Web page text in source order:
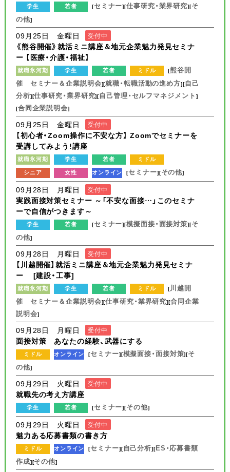
学生 若者 [セミナー][仕事研究・業界研究][そ
の他]
09月25日 金曜日 受付中
《熊谷開催》就活ミニ講座＆地元企業魅力発見セミナ
ー 【医療・介護・福祉】
就職氷河期 学生 若者 ミドル [熊谷開
催 セミナー＆企業説明会][就職・転職活動の進め方][自己
分析][仕事研究・業界研究][自己管理・セルフマネジメント ]
[合同企業説明会]
09月25日 金曜日 受付中
【初心者・Zoom操作に不安な方】 Zoomでセミナーを
受講してみよう!講座
就職氷河期 学生 若者
ミドル
シニア
女性 オンライン [セミナー][その他]
09月28日 月曜日 受付中
実践面接対策セミナー ～「不安な面接…」このセミナ
ーで自信がつきます～
学生 若者 [セミナー][模擬面接・面接対策][そ
の他]
09月28日 月曜日 受付中
【川越開催】就活ミニ講座＆地元企業魅力発見セミナ
ー [建設・工事]
就職氷河期 学生 若者 ミドル [川越開
催 セミナー＆企業説明会][仕事研究・業界研究][合同企業
説明会]
09月28日 月曜日 受付中
面接対策 あなたの経験、武器にする
ミドル オンライン [セミナー][模擬面接・面接対策][そ
の他]
09月29日 火曜日 受付中
就職先の考え方講座
学生 若者 [セミナー][その他]
09月29日 火曜日 受付中
魅力ある応募書類の書き方
ミドル オンライン [セミナー][自己分析][ES・応募書類
作成][その他]